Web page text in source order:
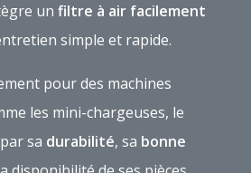
un filtre à air facilement
simple et rapide.
pour des machines
les mini-chargeuses, le
sa durabilité, sa bonne